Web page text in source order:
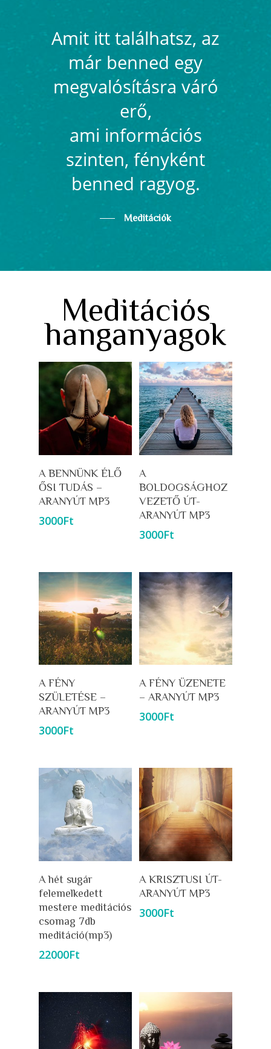
Amit itt találhatsz, az
már benned egy
megvalósításra váró
erő,
ami információs
szinten, fényként
benned ragyog.
Meditációk
Meditációs
hanganyagok
Kosárba Teszem
A BENNÜNK ÉLŐ
ŐSI TUDÁS –
ARANYÚT MP3
3000Ft
A
BOLDOGSÁGHOZ
VEZETŐ ÚT-
ARANYÚT MP3
3000Ft
Kosárba Teszem
A FÉNY
SZÜLETÉSE –
ARANYÚT MP3
3000Ft
Kosárba Teszem
A FÉNY ÜZENETE
– ARANYÚT MP3
3000Ft
A hét sugár
felemelkedett
mestere meditációs
csomag 7db
meditáció(mp3)
22000Ft
Kosárba Teszem
A KRISZTUSI ÚT-
ARANYÚT MP3
3000Ft